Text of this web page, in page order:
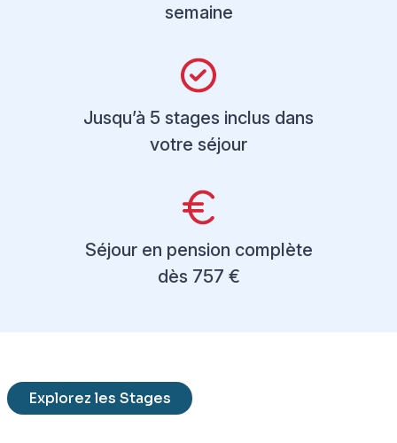
semaine
Jusqu’à 5 stages inclus dans
votre séjour
Séjour en pension complète
dès 757 €
Explorez les Stages